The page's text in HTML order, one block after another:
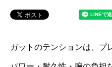
ガットのテンションは、プ